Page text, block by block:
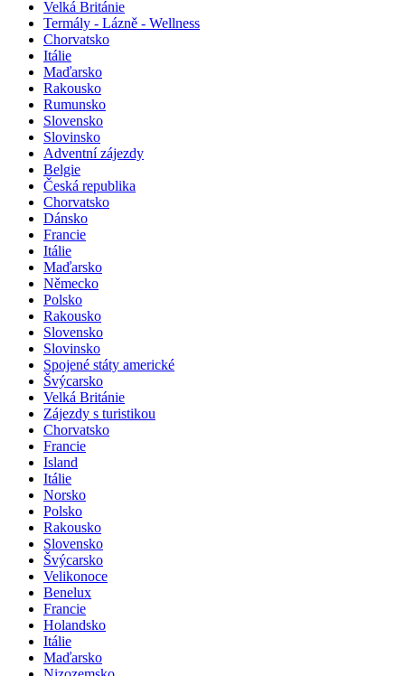
Velká Británie
Termály - Lázně - Wellness
Chorvatsko
Itálie
Maďarsko
Rakousko
Rumunsko
Slovensko
Slovinsko
Adventní zájezdy
Belgie
Česká republika
Chorvatsko
Dánsko
Francie
Itálie
Maďarsko
Německo
Polsko
Rakousko
Slovensko
Slovinsko
Spojené státy americké
Švýcarsko
Velká Británie
Zájezdy s turistikou
Chorvatsko
Francie
Island
Itálie
Norsko
Polsko
Rakousko
Slovensko
Švýcarsko
Velikonoce
Benelux
Francie
Holandsko
Itálie
Maďarsko